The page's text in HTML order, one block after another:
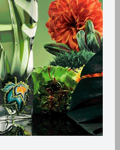
costos de envío
en tiendas
pueden interesar